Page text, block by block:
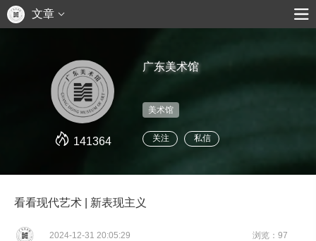
文章
141364
广东美术馆
美术馆
关注 私信
看看现代艺术 | 新表现主义
2024-12-31 20:05:29 浏览：97